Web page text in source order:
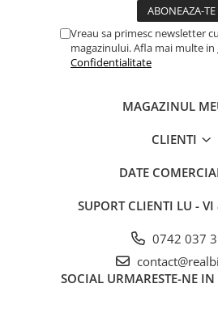
Vreau sa primesc newsletter
magazinului. Afla mai multe in
Confidentialitate
MAGAZINUL
CLIENTI
DATE
SUPORT CLIENTI LU -
0742 037
SOCIAL URMARESTE-NE